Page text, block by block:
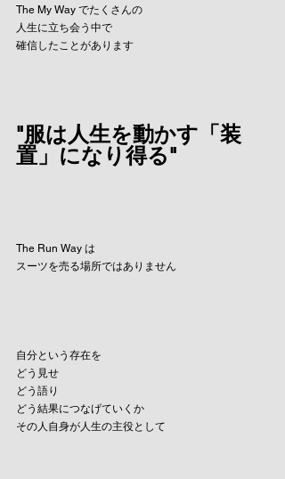
The My Way でたくさんの
人生に立ち会う中で
確信したことがあります
"服は人生を動かす「装
置」になり得る"
The Run Way は
スーツを売る場所ではありません
自分という存在を
どう見せ
どう語り
どう結果につなげていくか
その人自身が人生の主役として